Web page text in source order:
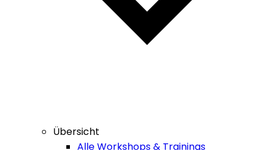
Übersicht
Alle Workshops & Trainings